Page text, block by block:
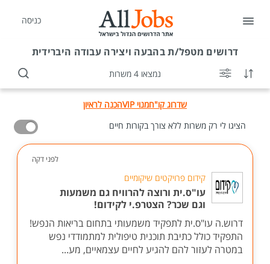
כניסה
דרושים מטפל/ת בהבעה ויצירה עבודה היברידית
נמצאו 4 משרות
שדרוג קו"חמנוי VIP
הכנה לראיון
הציגו לי רק משרות ללא צורך בקורות חיים
לפני דקה
קידום פרויקטים שיקומיים
עו"ס.ית ורוצה להרוויח גם משמעות
וגם שכר? הצטרפ.י לקידום!
דרוש.ה עו"ס.ית לתפקיד משמעותי בתחום בריאות הנפש!
התפקיד כולל כתיבת תוכנית טיפולית למתמודדי נפש
במטרה לעזור להם להגיע לחיים עצמאיים, מע...